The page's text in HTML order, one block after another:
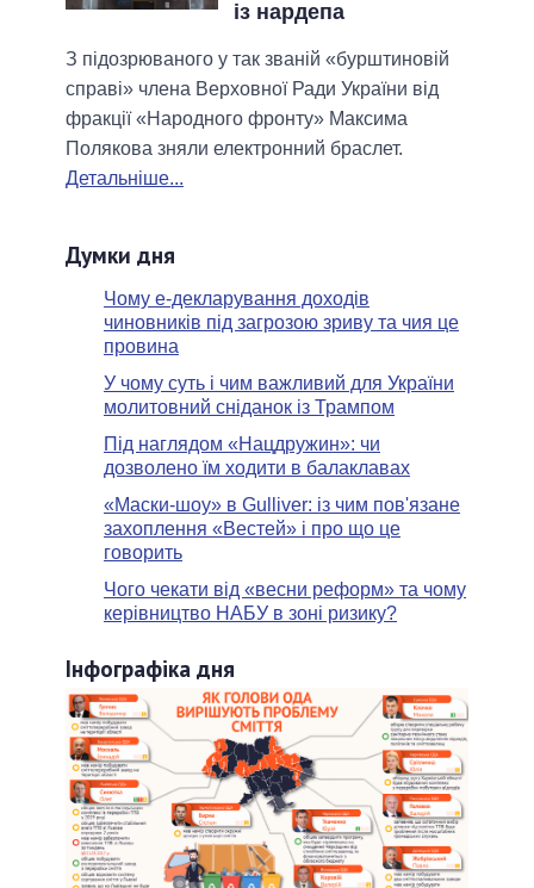
із нардепа
З підозрюваного у так званій «бурштиновій
справі» члена Верховної Ради України від
фракції «Народного фронту» Максима
Полякова зняли електронний браслет.
Детальніше...
Думки дня
Чому е-декларування доходів
чиновників під загрозою зриву та чия це
провина
У чому суть і чим важливий для України
молитовний сніданок із Трампом
Під наглядом «Нацдружин»: чи
дозволено їм ходити в балаклавах
«Маски-шоу» в Gulliver: із чим пов'язане
захоплення «Вестей» і про що це
говорить
Чого чекати від «весни реформ» та чому
керівництво НАБУ в зоні ризику?
Інфографіка дня